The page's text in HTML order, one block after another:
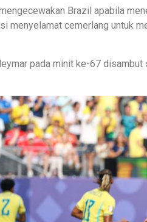
Brazil apabila
menyelamat cemerlang untuk
pada minit ke-67